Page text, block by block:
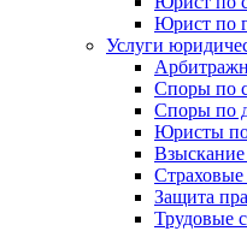
Юрист по
Услуги
Споры по
Споры по
Юристы
Защита
Трудовые